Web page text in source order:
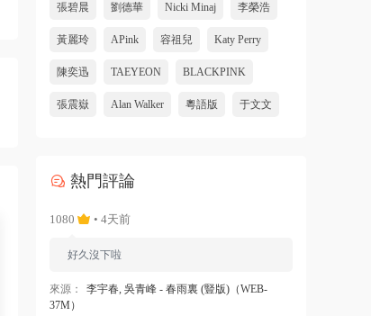
張碧晨 劉德華 Nicki Minaj 李榮浩
黃麗玲 APink 容祖兒 Katy Perry
陳奕迅 TAEYEON BLACKPINK
張震嶽 Alan Walker 粵語版 于文文
熱門評論
1080 • 4天前
好久沒下啦
來源：
李宇春, 吳青峰 - 春雨裏 (豎版)（WEB-
37M）